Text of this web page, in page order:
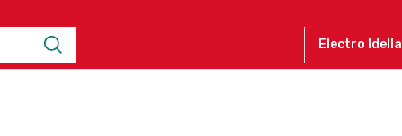
Electro Idella